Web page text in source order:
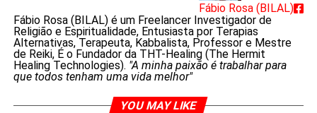
Fábio Rosa (BILAL)
Fábio Rosa (BILAL) é um Freelancer Investigador de
Religião e Espiritualidade, Entusiasta por Terapias
Alternativas, Terapeuta, Kabbalista, Professor e Mestre
de Reiki, É o Fundador da THT-Healing (The Hermit
Healing Technologies). "A minha paixão é trabalhar para
que todos tenham uma vida melhor"
YOU MAY LIKE